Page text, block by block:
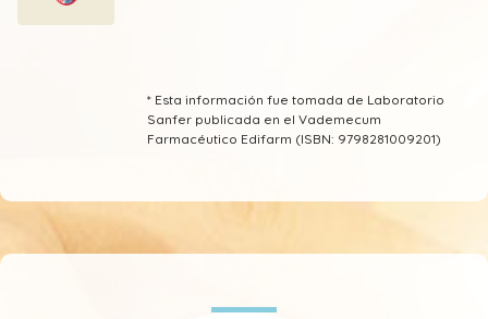
* Esta información fue tomada de Laboratorio
Sanfer publicada en el Vademecum
Farmacéutico Edifarm (ISBN: 9798281009201)